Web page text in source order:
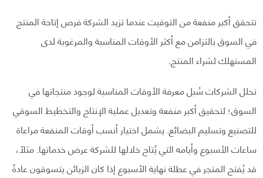
تتحقق أكبر منفعة من التوقيت عندما تزيد الشركة فرص إتاحة المنتج
في السوق بالتزامن مع أكثر الأوقات المناسبة والمرغوبة لدى
المستهلك لشراء المنتج.
تحلل الشركات سُبل معرفة الأوقات المناسبة لوجود منتجاتها في
السوق؛ لتحقيق أكبر منفعة وتعديل عملية الإنتاج والتخطيط السوقي
للتصنيع وتسليم البضائع. يشمل اختيار أنسب أوقات المنفعة مراعاة
ساعات الأسبوع وأيامه التي يُتاح خلالها للشركة عرض خدماتها. مثلًا،
قد يُفتح المتجر في عطلة نهاية الأسبوع إذا كان الزبائن يتسوقون عادةً